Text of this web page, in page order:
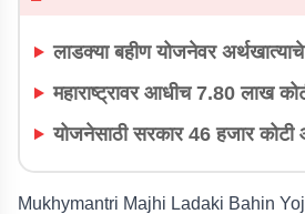
लाडक्या बहीण योजनेवर
महाराष्ट्रावर आधीच 7.80 लाख
योजनेसाठी सरकार 46 हजार
Mukhymantri Majhi Ladaki Bahin